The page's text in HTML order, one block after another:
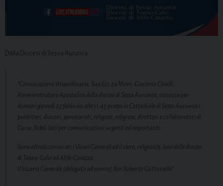
Dalla Diocesi di Sessa Aurunca:
“Convocazione straordinaria. Sua Ecc.za Mons. Giacomo Cirulli,
Amministratore Apostolico della diocesi di Sessa Aurunca, convoca per
domani giovedì 23 febbraio alle 11.45 presso la Cattedrale di Sessa Aurunca i
presbiteri, diaconi, seminaristi, religiosi, religiose, direttori e collaboratori di
Curia, fedeli laici per comunicazioni urgenti ed importanti.
Sono altresì convocati i Vicari Generali ed il clero, religiosi/e, laici delle diocesi
di Teano-Calvi ed Alife-Caiazzo.
Il Vicario Generale (delegato ad omnia) don Roberto Guttoriello”